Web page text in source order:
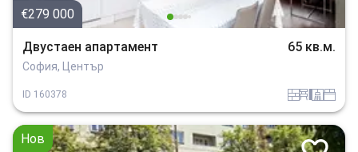
€279 000
Двустаен апартамент 65 кв.м.
София, Център
ID 160378 tuhlaobzavejdne_4 sanitarno_pomeshtenie spalnia
Нов